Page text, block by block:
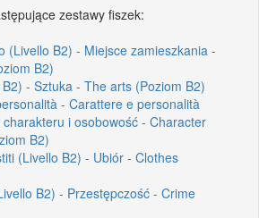
zestawy fiszek:
(Livello B2) - Miejsce zamieszkania -
B2)
- Sztuka - The arts (Poziom B2)
- Carattere e personalità
i osobowość - Character
B2)
(Livello B2) - Ubiór - Clothes
B2) - Przestępczość - Crime